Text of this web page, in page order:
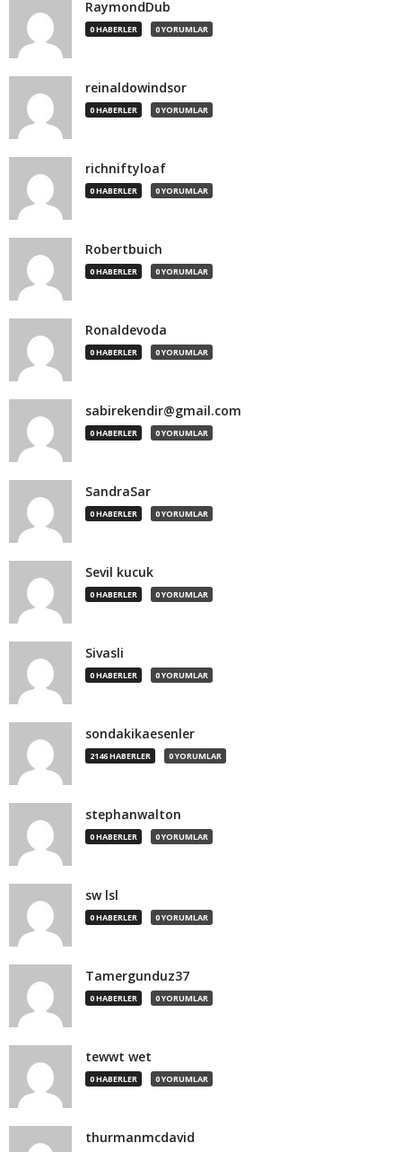
RaymondDub
0 HABERLER 0 YORUMLAR
reinaldowindsor
0 HABERLER 0 YORUMLAR
richniftyloaf
0 HABERLER 0 YORUMLAR
Robertbuich
0 HABERLER 0 YORUMLAR
Ronaldevoda
0 HABERLER 0 YORUMLAR
sabirekendir@gmail.com
0 HABERLER 0 YORUMLAR
SandraSar
0 HABERLER 0 YORUMLAR
Sevil kucuk
0 HABERLER 0 YORUMLAR
Sivasli
0 HABERLER 0 YORUMLAR
sondakikaesenler
2146 HABERLER 0 YORUMLAR
stephanwalton
0 HABERLER 0 YORUMLAR
sw lsl
0 HABERLER 0 YORUMLAR
Tamergunduz37
0 HABERLER 0 YORUMLAR
tewwt wet
0 HABERLER 0 YORUMLAR
thurmanmcdavid